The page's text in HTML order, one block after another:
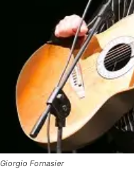
Giorgio Fornasier